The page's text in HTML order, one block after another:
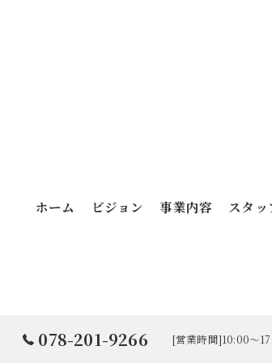
078-201-9266 [営業時間]10:00～
ホーム ビジョン 事業内容 スタッ